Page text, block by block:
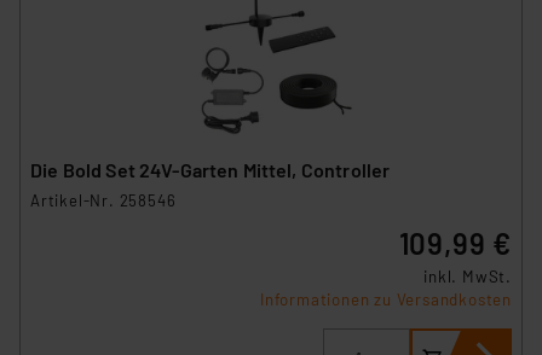
Die Bold Set 24V-Garten Mittel, Controller
Artikel-Nr. 258546
109,99 €
inkl. MwSt.
Informationen zu Versandkosten